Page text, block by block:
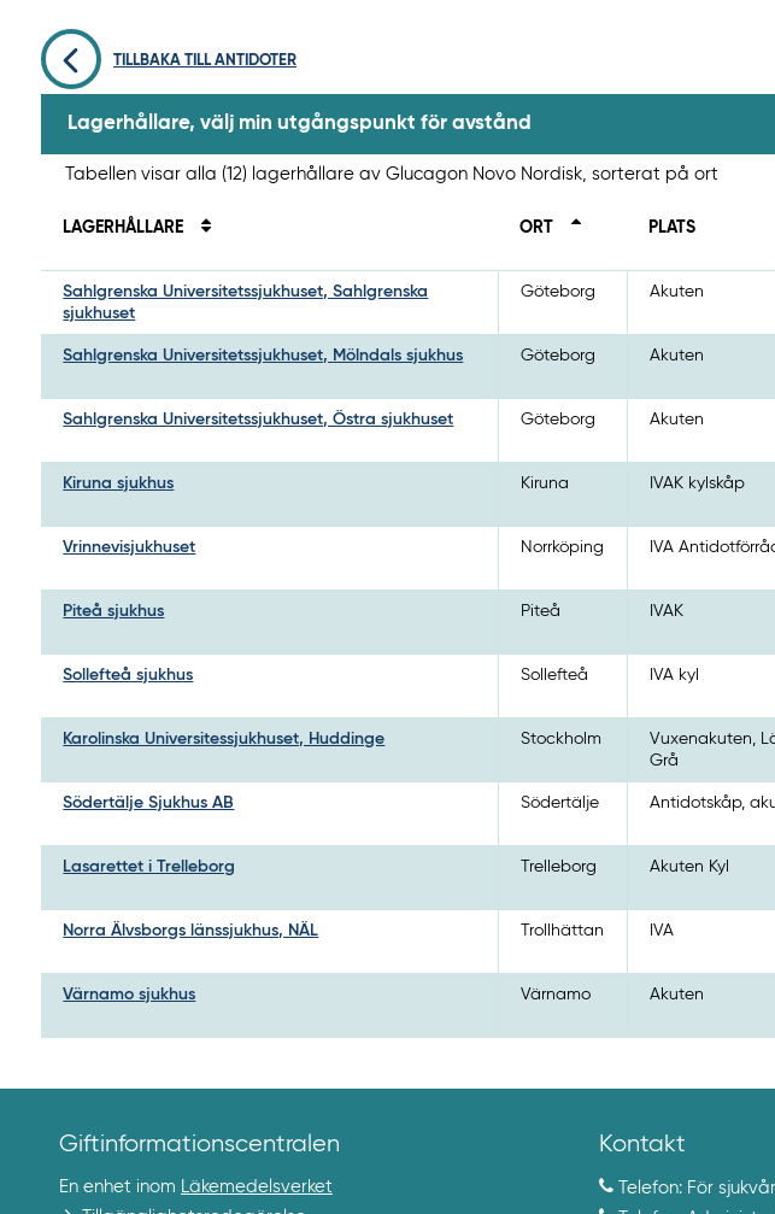
TILLBAKA TILL ANTIDOTER
Lagerhållare, välj min utgångspunkt för avstånd
Tabellen visar alla (12) lagerhållare av Glucagon Novo Nordisk, sorterat på ort
LAGERHÅLLARE ORT PLATS
Sahlgrenska Universitetssjukhuset, Sahlgrenska
sjukhuset
Göteborg Akuten
Sahlgrenska Universitetssjukhuset, Mölndals sjukhus Göteborg Akuten
Sahlgrenska Universitetssjukhuset, Östra sjukhuset Göteborg Akuten
Kiruna sjukhus Kiruna IVAK kylskåp
Vrinnevisjukhuset Norrköping IVA
Piteå sjukhus Piteå IVAK
Sollefteå sjukhus Sollefteå IVA kyl
Karolinska Universitessjukhuset, Huddinge Stockholm
Vuxenakuten,
Grå
Södertälje Sjukhus AB Södertälje Antidotskåp,
Lasarettet i Trelleborg Trelleborg Akuten Kyl
Norra Älvsborgs länssjukhus, NÄL Trollhättan IVA
Värnamo sjukhus Värnamo Akuten
Giftinformationscentralen
En enhet inom Läkemedelsverket
Kontakt
Telefon: För